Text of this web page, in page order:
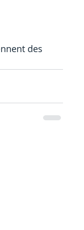
des